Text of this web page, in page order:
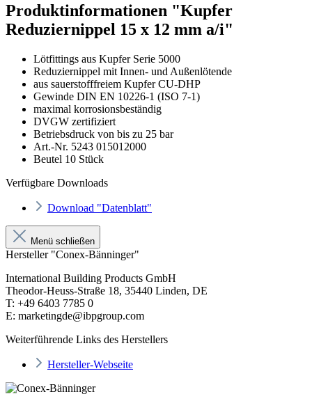
Produktinformationen "Kupfer
Reduziernippel 15 x 12 mm a/i"
Lötfittings aus Kupfer Serie 5000
Reduziernippel mit Innen- und Außenlötende
aus sauerstofffreiem Kupfer CU-DHP
Gewinde DIN EN 10226-1 (ISO 7-1)
maximal korrosionsbeständig
DVGW zertifiziert
Betriebsdruck von bis zu 25 bar
Art.-Nr. 5243 015012000
Beutel 10 Stück
Verfügbare Downloads
Download "Datenblatt"
Menü schließen
Hersteller "Conex-Bänninger"
International Building Products GmbH
Theodor-Heuss-Straße 18, 35440 Linden, DE
T: +49 6403 7785 0
E: marketingde@ibpgroup.com
Weiterführende Links des Herstellers
Hersteller-Webseite